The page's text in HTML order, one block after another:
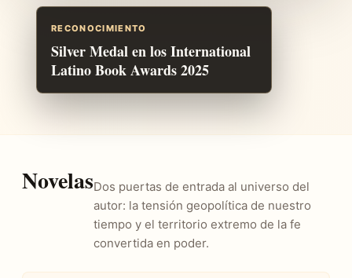
RECONOCIMIENTO
Silver Medal en los International
Latino Book Awards 2025
NovelasDos puertas de entrada al universo del
autor: la tensión geopolítica de nuestro
tiempo y el territorio extremo de la fe
convertida en poder.